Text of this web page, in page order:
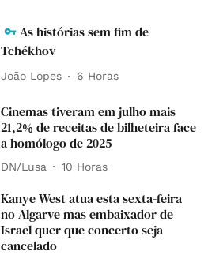
As histórias sem fim de
Tchékhov
João Lopes 6 Horas
Cinemas tiveram em julho mais
21,2% de receitas de bilheteira face
a homólogo de 2025
DN/Lusa 10 Horas
Kanye West atua esta sexta-feira
no Algarve mas embaixador de
Israel quer que concerto seja
cancelado